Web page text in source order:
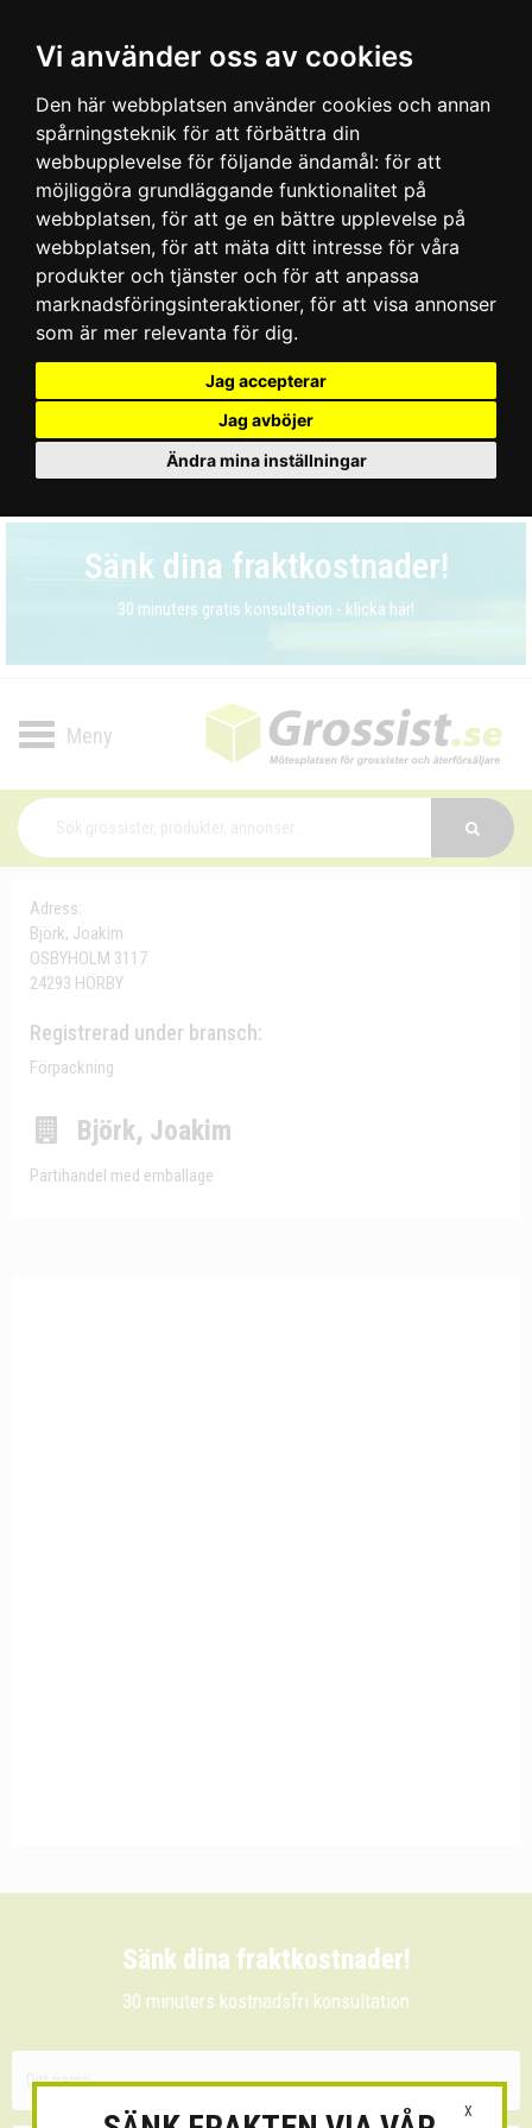
Vi använder oss av cookies
Den här webbplatsen använder cookies och annan
spårningsteknik för att förbättra din
webbupplevelse för följande ändamål: för att
möjliggöra grundläggande funktionalitet på
webbplatsen, för att ge en bättre upplevelse på
webbplatsen, för att mäta ditt intresse för våra
produkter och tjänster och för att anpassa
marknadsföringsinteraktioner, för att visa annonser
som är mer relevanta för dig.
Jag accepterar
Jag avböjer
Ändra mina inställningar
Sänk dina fraktkostnader!
30 minuters gratis konsultation - klicka här!
Toggle
Adress:
Björk, Joakim
OSBYHOLM 3117
24293 HÖRBY
Registrerad under bransch:
Förpackning
Björk, Joakim
Partihandel med emballage
Sänk dina fraktkostnader!
30 minuters kostnadsfri konsultation
X